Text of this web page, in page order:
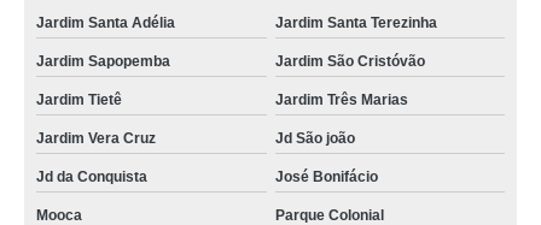
Jardim Santa Adélia Jardim Santa Terezinha
Jardim Sapopemba Jardim São Cristóvão
Jardim Tietê Jardim Três Marias
Jardim Vera Cruz Jd São joão
Jd da Conquista José Bonifácio
Mooca Parque Colonial